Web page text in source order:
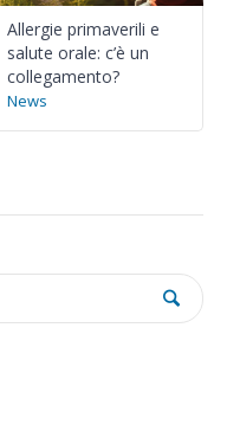
Allergie primaverili e
salute orale: c’è un
collegamento?
News